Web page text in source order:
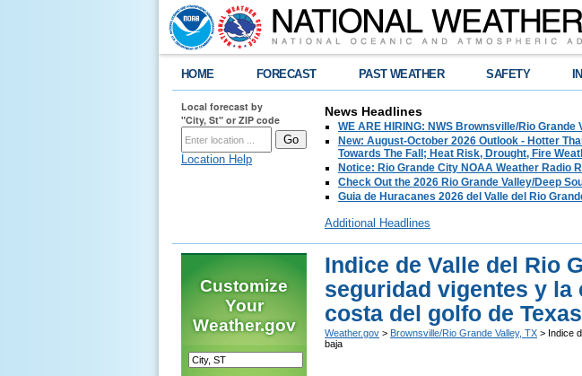
HOME FORECAST PAST WEATHER SAFETY
Local forecast by
"City, St" or ZIP code
Location Help
News Headlines
WE ARE HIRING: NWS Brownsville/Rio
New: August-October 2026 Outlook - Hotter
Towards The Fall; Heat Risk, Drought, Fire
Notice: Rio Grande City NOAA Weather Radio
Check Out the 2026 Rio Grande Valley/Deep
Guia de Huracanes 2026 del Valle del Rio
Additional Headlines
Customize
Your
Weather.gov
Indice de Valle del Rio
seguridad vigentes y la
costa del golfo de
Weather.gov > Brownsville/Rio Grande Valley, TX > Indice
baja